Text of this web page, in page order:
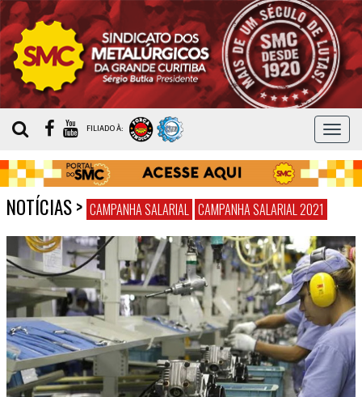
MENU
FILIADO À:
NOTÍCIAS> CAMPANHA SALARIAL CAMPANHA SALARIAL 2021